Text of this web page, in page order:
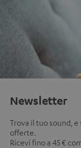
Newsletter
Trova il tuo sound,
offerte.
Ricevi fino a 45 €